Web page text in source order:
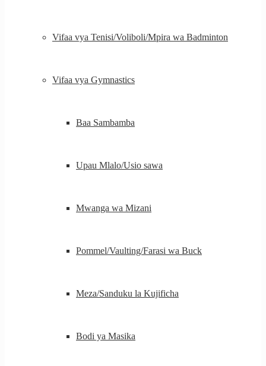
Vifaa vya Tenisi/Voliboli/Mpira wa Badminton
Vifaa vya Gymnastics
Baa Sambamba
Upau Mlalo/Usio sawa
Mwanga wa Mizani
Pommel/Vaulting/Farasi wa Buck
Meza/Sanduku la Kujificha
Bodi ya Masika